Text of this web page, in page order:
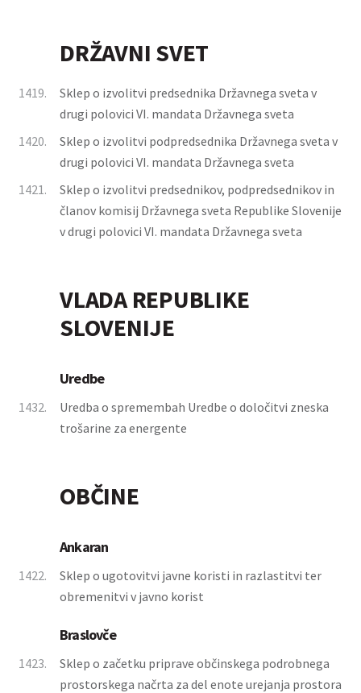
DRŽAVNI SVET
1419.
Sklep o izvolitvi predsednika Državnega sveta v
drugi polovici VI. mandata Državnega sveta
1420.
Sklep o izvolitvi podpredsednika Državnega sveta v
drugi polovici VI. mandata Državnega sveta
1421.
Sklep o izvolitvi predsednikov, podpredsednikov in
članov komisij Državnega sveta Republike Slovenije
v drugi polovici VI. mandata Državnega sveta
VLADA REPUBLIKE
SLOVENIJE
Uredbe
1432.
Uredba o spremembah Uredbe o določitvi zneska
trošarine za energente
OBČINE
Ankaran
1422.
Sklep o ugotovitvi javne koristi in razlastitvi ter
obremenitvi v javno korist
Braslovče
1423.
Sklep o začetku priprave občinskega podrobnega
prostorskega načrta za del enote urejanja prostora